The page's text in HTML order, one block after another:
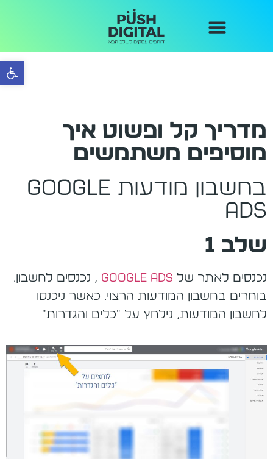
מדריך קל ופשוט איך
מוסיפים משתמשים
בחשבון מודעות Google
ADS
שלב 1
נכנסים לאתר של Google ads , נכנסים לחשבון.
בוחרים בחשבון המודעות הרצוי. כאשר ניכנסו
לחשבון המודעות, נילחץ על "כלים והגדרות"